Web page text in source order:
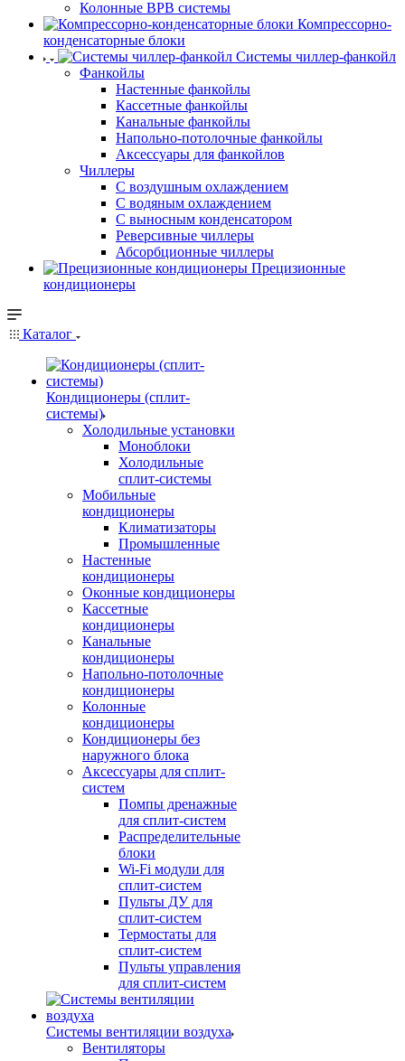
Колонные ВРВ системы
Компрессорно-
конденсаторные блоки
Системы чиллер-фанкойл
Фанкойлы
Настенные фанкойлы
Кассетные фанкойлы
Канальные фанкойлы
Напольно-потолочные фанкойлы
Аксессуары для фанкойлов
Чиллеры
С воздушным охлаждением
С водяным охлаждением
С выносным конденсатором
Реверсивные чиллеры
Абсорбционные чиллеры
Прецизионные
кондиционеры
Каталог
Кондиционеры (сплит-
системы)
Холодильные установки
Моноблоки
Холодильные
сплит-системы
Мобильные
кондиционеры
Климатизаторы
Промышленные
Настенные
кондиционеры
Оконные кондиционеры
Кассетные
кондиционеры
Канальные
кондиционеры
Напольно-потолочные
кондиционеры
Колонные
кондиционеры
Кондиционеры без
наружного блока
Аксессуары для сплит-
систем
Помпы дренажные
для сплит-систем
Распределительные
блоки
Wi-Fi модули для
сплит-систем
Пульты ДУ для
сплит-систем
Термостаты для
сплит-систем
Пульты управления
для сплит-систем
Системы вентиляции воздуха
Вентиляторы